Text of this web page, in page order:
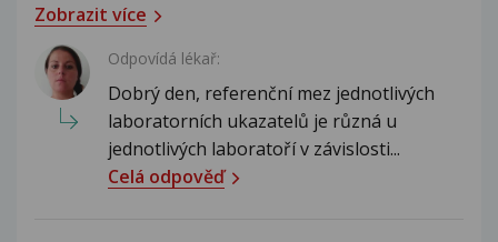
Zobrazit více
Odpovídá lékař:
Dobrý den, referenční mez jednotlivých
laboratorních ukazatelů je různá u
jednotlivých laboratoří v závislosti...
Celá odpověď